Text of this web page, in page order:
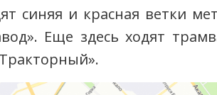
синяя и красная ветки
Еще здесь ходят